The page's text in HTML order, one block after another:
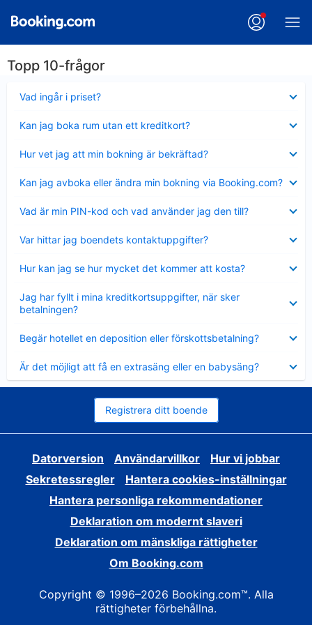
Topp 10-frågor
Vad ingår i priset?
mindre
Kan jag boka rum utan ett kreditkort?
mindre
Hur vet jag att min bokning är bekräftad?
mindre
Kan jag avboka eller ändra min bokning via Booking.com?
mindre
Vad är min PIN-kod och vad använder jag den till?
mindre
Var hittar jag boendets kontaktuppgifter?
mindre
Hur kan jag se hur mycket det kommer att kosta?
mindre
Jag har fyllt i mina kreditkortsuppgifter, när sker
betalningen?
mindre
Begär hotellet en deposition eller förskottsbetalning?
mindre
Är det möjligt att få en extrasäng eller en babysäng?
mindre
Registrera ditt boende
Datorversion Användarvillkor
Hur vi jobbar
Sekretessregler
Hantera cookies-inställningar
Hantera personliga rekommendationer
Deklaration om modernt slaveri
Deklaration om mänskliga rättigheter
Om Booking.com
Copyright © 1996–2026 Booking.com™. Alla
rättigheter förbehållna.